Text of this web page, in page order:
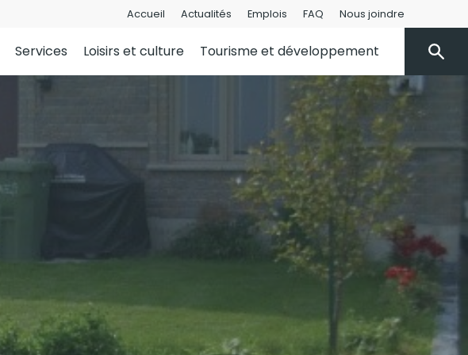
Accueil Actualités Emplois FAQ Nous joindre
Services Loisirs et culture Tourisme et développement